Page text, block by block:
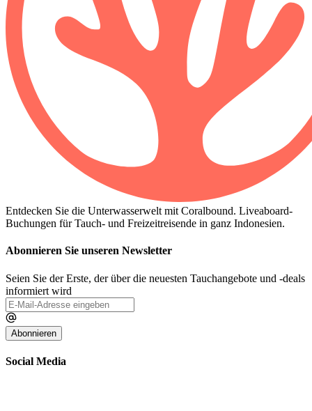
Entdecken Sie die Unterwasserwelt mit Coralbound. Liveaboard-
Buchungen für Tauch- und Freizeitreisende in ganz Indonesien.
Abonnieren Sie unseren Newsletter
Seien Sie der Erste, der über die neuesten Tauchangebote und -deals
informiert wird
Abonnieren
Social Media